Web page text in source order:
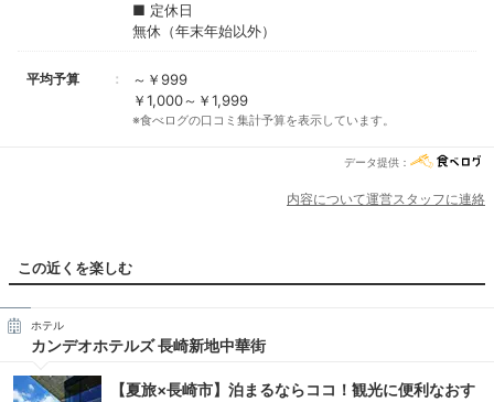
■ 定休日
無休（年末年始以外）
平均予算
～￥999
￥1,000～￥1,999
※食べログの口コミ集計予算を表示しています。
データ提供：
内容について運営スタッフに連絡
この近くを楽しむ
ホテル
カンデオホテルズ 長崎新地中華街
【夏旅×長崎市】泊まるならココ！観光に便利なおす